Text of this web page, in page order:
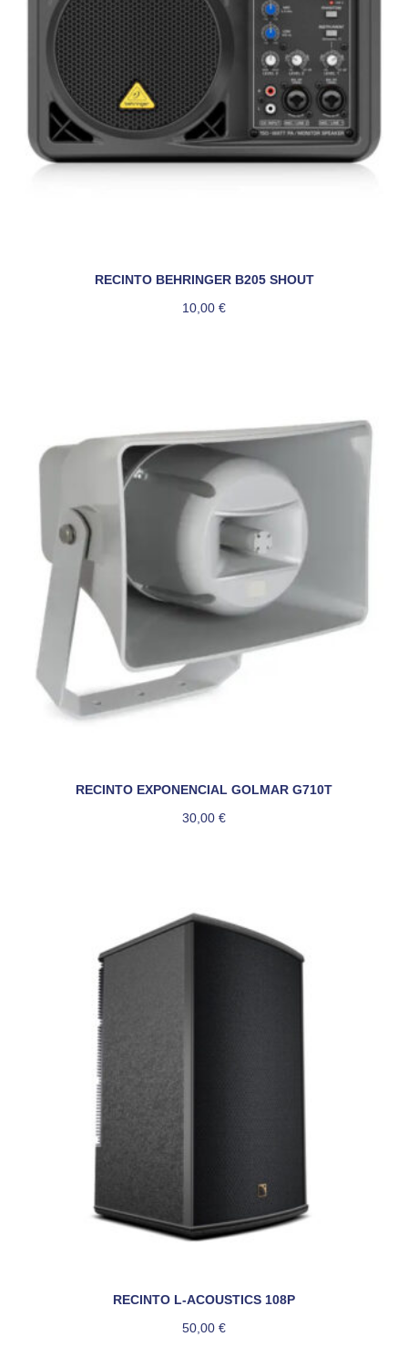
RECINTO BEHRINGER B205 SHOUT
10,00 €
RECINTO EXPONENCIAL GOLMAR G710T
30,00 €
RECINTO L-ACOUSTICS 108P
50,00 €